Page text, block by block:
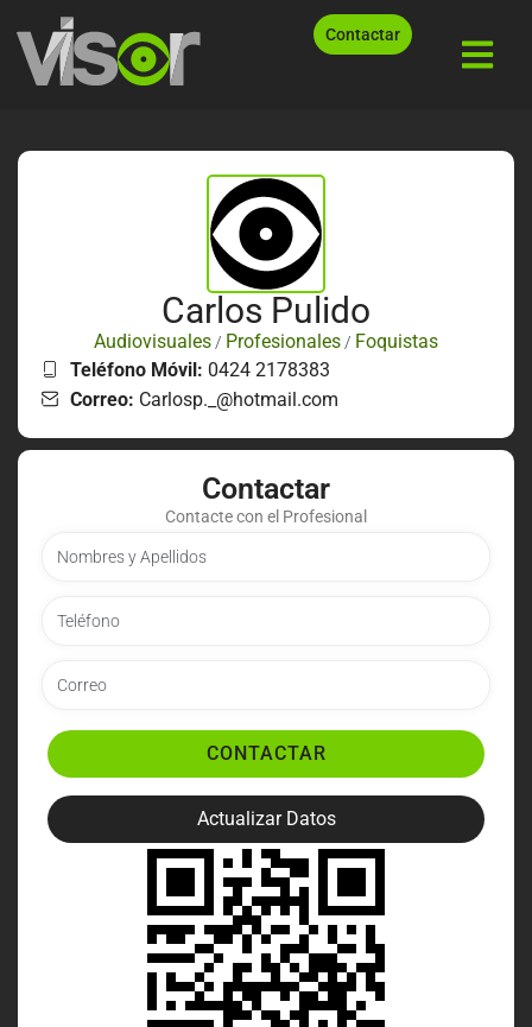
Contactar
Carlos Pulido
Audiovisuales / Profesionales / Foquistas
Teléfono Móvil: 0424 2178383
Correo: Carlosp._@hotmail.com
Contactar
Contacte con el Profesional
CONTACTAR
Actualizar Datos